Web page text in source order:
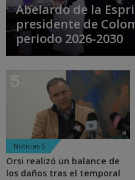
Noticias 5
Orsi realizó un balance de
los daños tras el temporal
Abelardo de la
presidente de
periodo 2026-2030